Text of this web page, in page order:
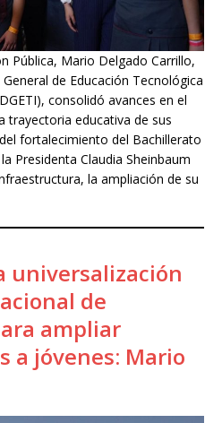
Pública, Mario Delgado Carrillo,
de Educación Tecnológica
consolidó avances en el
trayectoria educativa de sus
fortalecimiento del Bachillerato
Presidenta Claudia Sheinbaum
la ampliación de su
universalización
de
ampliar
a jóvenes: Mario